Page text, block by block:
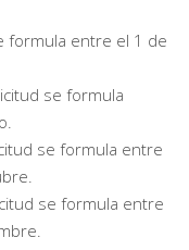
formula entre el 1 de
se formula
se formula entre
se formula entre